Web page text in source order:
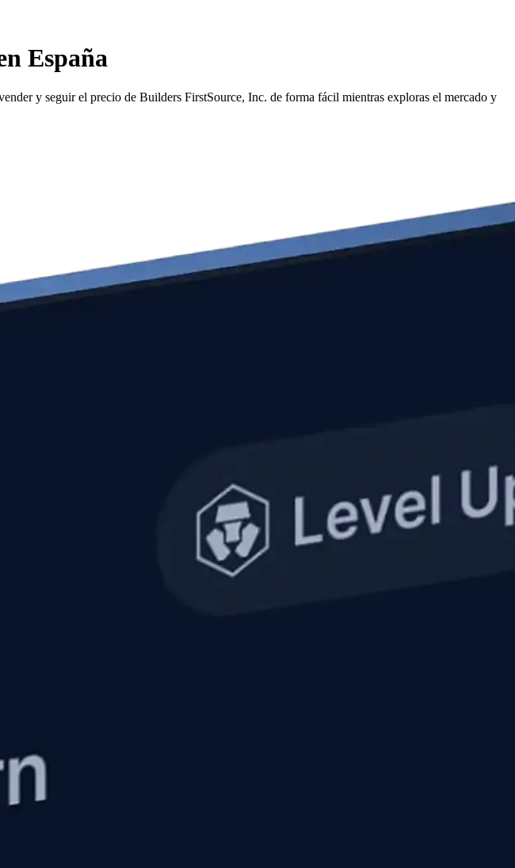
España
y seguir el precio de Builders FirstSource, Inc. de forma fácil mientras exploras el mercado y